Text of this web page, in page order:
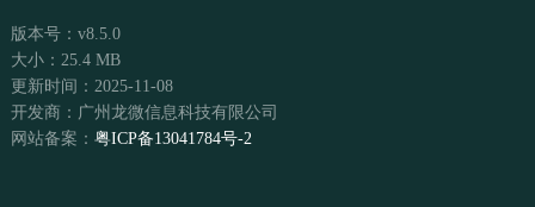
版本号：v8.5.0
大小：25.4 MB
更新时间：2025-11-08
开发商：广州龙微信息科技有限公司
网站备案： 粤ICP备13041784号-2